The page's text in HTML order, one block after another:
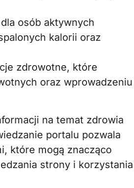
osób aktywnych
kalorii oraz
zdrowotne, które
oraz wprowadzeniu
na temat zdrowia
portalu pozwala
które mogą znacząco
strony i korzystania